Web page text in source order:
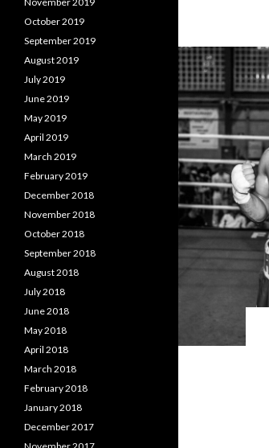
October 2019
September 2019
August 2019
July 2019
June 2019
May 2019
April 2019
March 2019
February 2019
December 2018
November 2018
October 2018
September 2018
August 2018
July 2018
June 2018
May 2018
April 2018
March 2018
February 2018
January 2018
December 2017